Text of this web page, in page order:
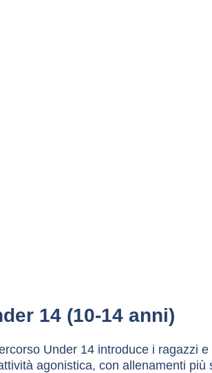
14 (10-14 anni)
Under 14 introduce i ragazzi
agonistica, con allenamenti più